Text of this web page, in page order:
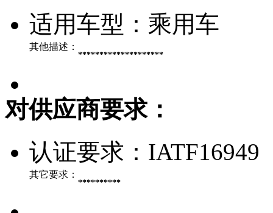
适用车型： 乘用车
其他描述：
********************
对供应商要求：
认证要求： IATF16949
其它要求：
**********